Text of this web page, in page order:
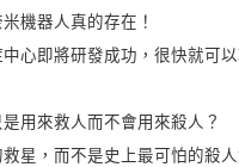
機器人真的存在！
心即將研發成功，很快就可
用來救人而不會用來殺人？
星，而不是史上最可怕的殺人